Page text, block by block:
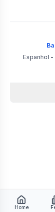
Espanhol -
Home